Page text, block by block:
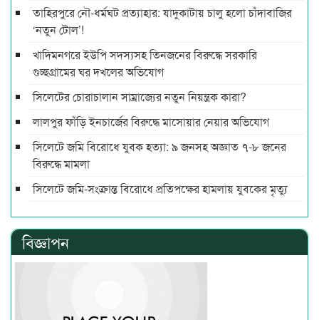
তাহিরপুরে নৌ-ধর্মঘট প্রত্যাহার: যাদুকাটায় চালু হলো চাঁদাবাজির
‘নতুন টোল’!
খাদিমনগরে ইউপি সদস্যসহ তিনজনের বিরুদ্ধে সরকারি
গুচ্ছগ্রামের ঘর দখলের অভিযোগ
সিলেটের চোরাচালান সাম্রাজ্যের নতুন নিয়ন্ত্রক কারা?
লালপুর ফাঁড়ি ইনচার্জের বিরুদ্ধে মাসোয়ার নেয়ার অভিযোগ
সিলেটে জমি বিরোধে যুবক হত্যা: ৯ জনসহ অজ্ঞাত ৭-৮ জনের
বিরুদ্ধে মামলা
সিলেটে জমি-সংক্রান্ত বিরোধে প্রতিপক্ষের হামলায় যুবকের মৃত্যু
বিজ্ঞাপন